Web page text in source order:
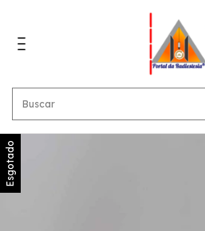
Esgotado